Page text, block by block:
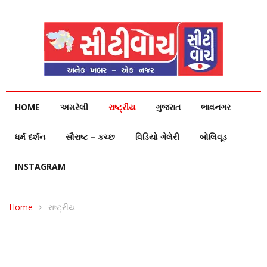
HOME અમરેલી રાષ્ટ્રીય ગુજરાત ભાવનગર
ધર્મ દર્શન સૌરાષ્ટ – કચ્છ વિડિયો ગેલેરી બોલિવૂડ
INSTAGRAM
Home રાષ્ટ્રીય